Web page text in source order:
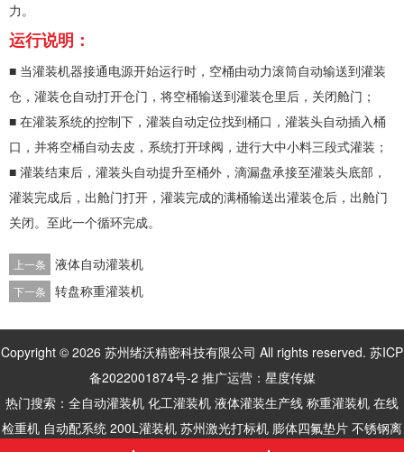
力。
运行说明：
■ 当灌装机器接通电源开始运行时，空桶由动力滚筒自动输送到灌装
仓，灌装仓自动打开仓门，将空桶输送到灌装仓里后，关闭舱门；
■ 在灌装系统的控制下，灌装自动定位找到桶口，灌装头自动插入桶
口，并将空桶自动去皮，系统打开球阀，进行大中小料三段式灌装；
■ 灌装结束后，灌装头自动提升至桶外，滴漏盘承接至灌装头底部，
灌装完成后，出舱门打开，灌装完成的满桶输送出灌装仓后，出舱门
关闭。至此一个循环完成。
上一条 液体自动灌装机
下一条 转盘称重灌装机
Copyright © 2026 苏州绪沃精密科技有限公司 All rights reserved. 苏ICP
备2022001874号-2 推广运营： 星度传媒
热门搜索：全自动灌装机 化工灌装机 液体灌装生产线 称重灌装机 在线
检重机 自动配系统 200L灌装机 苏州激光打标机 膨体四氟垫片 不锈钢离